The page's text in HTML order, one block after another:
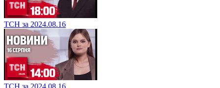
ТСН за 2024.08.16
ТСН за 2024.08.16